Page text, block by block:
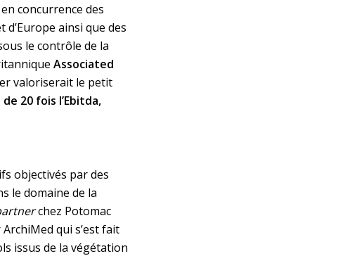
concurrence des
d’Europe ainsi que des
le contrôle de la
Associated
valoriserait le petit
de 20 fois l’Ebitda,
objectivés par des
le domaine de la
chez Potomac
qui s’est fait
issus de la végétation